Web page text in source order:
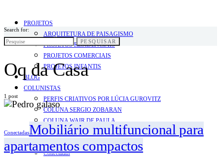
PROJETOS
ARQUITETURA DE PAISAGISMO
PROJETOS RESIDENCIAIS
PROJETOS COMERCIAIS
PROJETOS INFANTIS
BLOG
COLUNISTAS
PERFIS CRIATIVOS POR LÚCIA GUROVITZ
COLUNA SERGIO ZOBARAN
COLUNA WAIR DE PAULA
ARTE.IN.FORMA
CONEXÕES
Conectadas
Search for:
PESQUISAR
Oq da Casa
1 post
ConectadasMobiliário multifuncional para
apartamentos compactos